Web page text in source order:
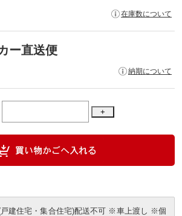
在庫数について
ー直送便
納期について
戸建住宅・集合住宅)配送不可 ※車上渡し ※個